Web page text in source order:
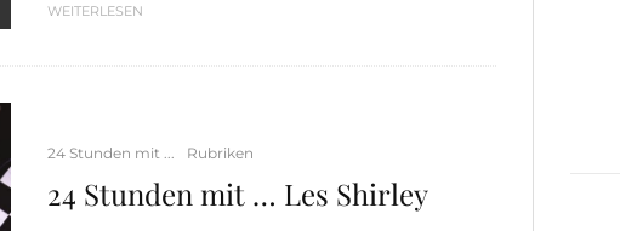
WEITERLESEN
24 Stunden mit ... Rubriken
24 Stunden mit … Les Shirley